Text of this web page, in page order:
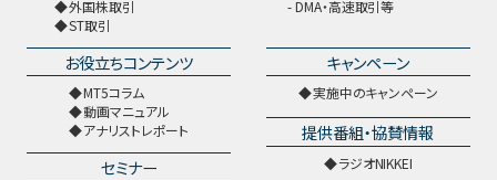
外国株取引
ST取引
DMA・高速取引等
お役立ちコンテンツ
MT5コラム
動画マニュアル
アナリストレポート
セミナー
キャンペーン
実施中のキャンペーン
提供番組・協賛情報
ラジオNIKKEI